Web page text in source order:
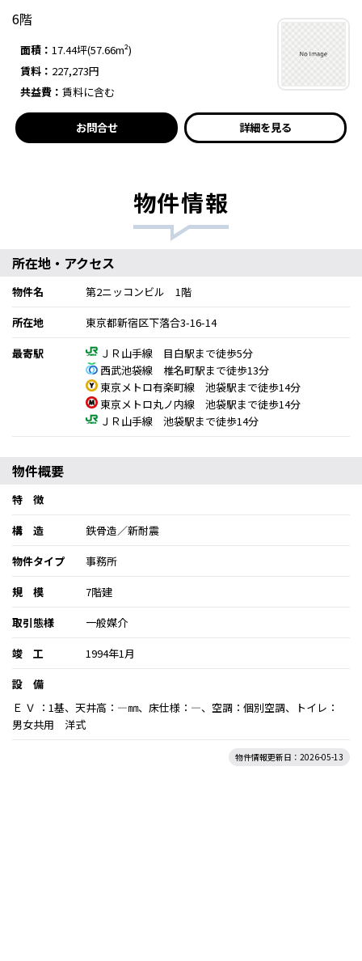
6階
面積： 17.44坪(57.66m²)
賃料： 227,273円
共益費： 賃料に含む
お問合せ 詳細を見る
物件情報
所在地・アクセス
物件名
第2ニッコンビル 1階
所在地
東京都新宿区下落合3-16-14
最寄駅
ＪＲ山手線 目白駅まで徒歩5分
西武池袋線 椎名町駅まで徒歩13分
東京メトロ有楽町線 池袋駅まで徒歩14分
東京メトロ丸ノ内線 池袋駅まで徒歩14分
ＪＲ山手線 池袋駅まで徒歩14分
物件概要
特 徴
構 造
鉄骨造／新耐震
物件タイプ
事務所
規 模
7階建
取引態様
一般媒介
竣 工
1994年1月
設 備
Ｅ Ｖ ：1基、天井高：―㎜、床仕様：―、空調：個別空調、トイレ：
男女共用 洋式
物件情報更新日：2026-05-13